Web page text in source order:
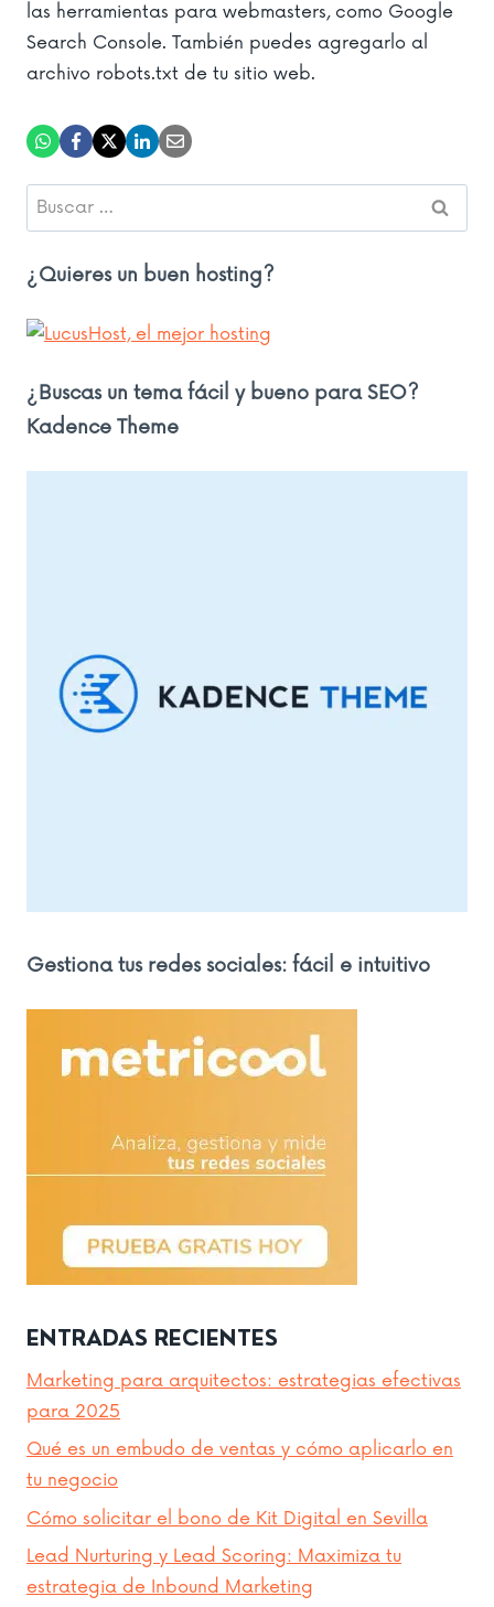
las herramientas para webmasters, como Google
Search Console. También puedes agregarlo al
archivo robots.txt de tu sitio web.
Buscar:
¿Quieres un buen hosting?
¿Buscas un tema fácil y bueno para SEO?
Kadence Theme
Gestiona tus redes sociales: fácil e intuitivo
ENTRADAS RECIENTES
Marketing para arquitectos: estrategias efectivas
para 2025
Qué es un embudo de ventas y cómo aplicarlo en
tu negocio
Cómo solicitar el bono de Kit Digital en Sevilla
Lead Nurturing y Lead Scoring: Maximiza tu
estrategia de Inbound Marketing